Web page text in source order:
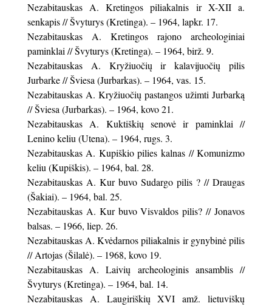
Nezabitauskas A. Kretingos piliakalnis ir X-XII a.
senkapis // Švyturys (Kretinga). – 1964, lapkr. 17.
Nezabitauskas A. Kretingos rajono archeologiniai
paminklai // Švyturys (Kretinga). – 1964, birž. 9.
Nezabitauskas A. Kryžiuočių ir kalavijuočių pilis
Jurbarke // Šviesa (Jurbarkas). – 1964, vas. 15.
Nezabitauskas A. Kryžiuočių pastangos užimti Jurbarką
// Šviesa (Jurbarkas). – 1964, kovo 21.
Nezabitauskas A. Kuktiškių senovė ir paminklai //
Lenino keliu (Utena). – 1964, rugs. 3.
Nezabitauskas A. Kupiškio pilies kalnas // Komunizmo
keliu (Kupiškis). – 1964, bal. 28.
Nezabitauskas A. Kur buvo Sudargo pilis ? // Draugas
(Šakiai). – 1964, bal. 25.
Nezabitauskas A. Kur buvo Visvaldos pilis? // Jonavos
balsas. – 1966, liep. 26.
Nezabitauskas A. Kvėdarnos piliakalnis ir gynybinė pilis
// Artojas (Šilalė). – 1968, kovo 19.
Nezabitauskas A. Laivių archeologinis ansamblis //
Švyturys (Kretinga). – 1964, bal. 14.
Nezabitauskas A. Laugiriškių XVI amž. lietuviškų